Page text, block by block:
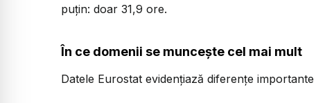
puțin: doar 31,9 ore.
În ce domenii se muncește cel mai mult
Datele Eurostat evidențiază diferențe